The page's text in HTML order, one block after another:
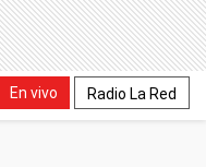
En vivo Radio La Red